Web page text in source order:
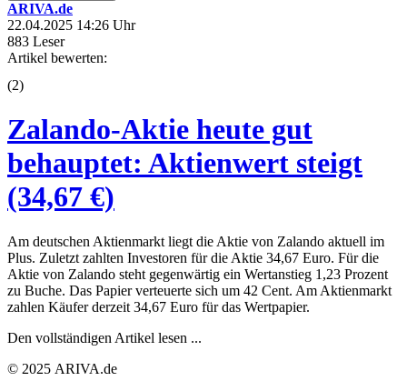
ARIVA.de
22.04.2025 14:26 Uhr
883 Leser
Artikel bewerten:
(2)
Zalando-Aktie heute gut
behauptet: Aktienwert steigt
(34,67 €)
Am deutschen Aktienmarkt liegt die Aktie von Zalando aktuell im
Plus. Zuletzt zahlten Investoren für die Aktie 34,67 Euro. Für die
Aktie von Zalando steht gegenwärtig ein Wertanstieg 1,23 Prozent
zu Buche. Das Papier verteuerte sich um 42 Cent. Am Aktienmarkt
zahlen Käufer derzeit 34,67 Euro für das Wertpapier.
Den vollständigen Artikel lesen ...
© 2025 ARIVA.de